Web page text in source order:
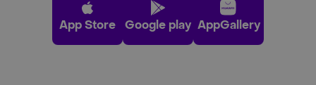
App Store Google play AppGallery